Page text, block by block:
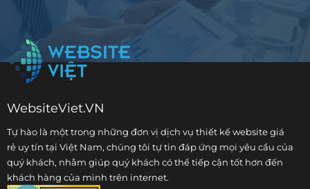
WebsiteViet.VN
Tự hào là một trong những đơn vị dịch vụ thiết kế website giá
rẻuy tín tại Việt Nam, chúng tôi tự tin đáp ứng mọi yêu cầu của
quý khách, nhằm giúp quý khách có thể tiếp cận tốt hơn đến
khách hàng của mình trên internet.